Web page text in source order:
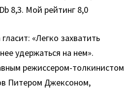
8,3. Мой рейтинг 8,0
«Легко захватить
удержаться на нем».
режиссером-толкинистом
Питером Джексоном,